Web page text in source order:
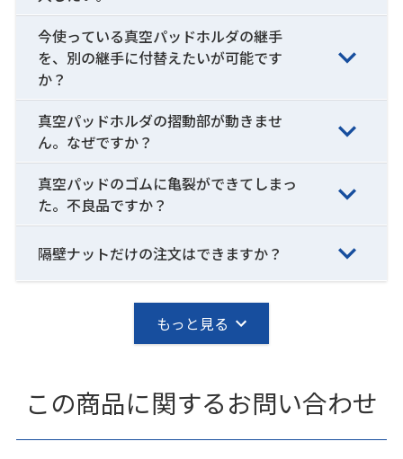
今使っている真空パッドホルダの継手
を、別の継手に付替えたいが可能です
か？
真空パッドホルダの摺動部が動きませ
ん。なぜですか？
真空パッドのゴムに亀裂ができてしまっ
た。不良品ですか？
隔壁ナットだけの注文はできますか？
もっと見る
この商品に関するお問い合わせ